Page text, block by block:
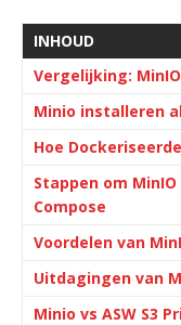
INHOUD
Vergelijking: MinIO
Minio installeren
Hoe
Stappen om
Compose
Voordelen van
Uitdagingen van
Minio vs ASW S3